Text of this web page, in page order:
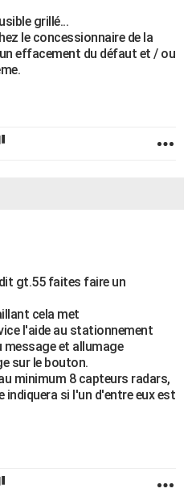
grillé...
le concessionnaire de la
effacement du défaut et / ou
gt.55 faites faire un
cela met
l'aide au stationnement
et allumage
sur le bouton.
minimum 8 capteurs radars,
si l'un d'entre eux est